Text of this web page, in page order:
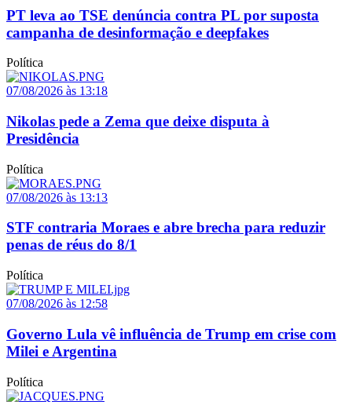
PT leva ao TSE denúncia contra PL por suposta
campanha de desinformação e deepfakes
Política
07/08/2026 às 13:18
Nikolas pede a Zema que deixe disputa à
Presidência
Política
07/08/2026 às 13:13
STF contraria Moraes e abre brecha para reduzir
penas de réus do 8/1
Política
07/08/2026 às 12:58
Governo Lula vê influência de Trump em crise com
Milei e Argentina
Política